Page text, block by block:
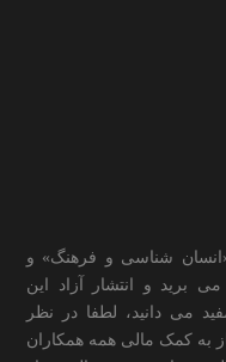
شناسی و فرهنگ» و
و انتشار آزاد این
می دانید، لطفا در نظر
به کمک مالی همه همکاران